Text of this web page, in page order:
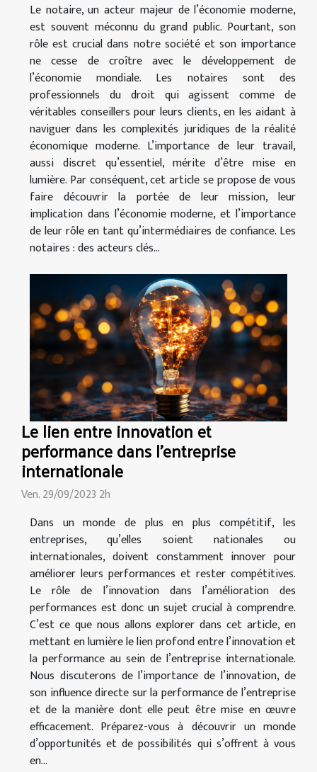
Le notaire, un acteur majeur de l’économie moderne,
est souvent méconnu du grand public. Pourtant, son
rôle est crucial dans notre société et son importance
ne cesse de croître avec le développement de
l’économie mondiale. Les notaires sont des
professionnels du droit qui agissent comme de
véritables conseillers pour leurs clients, en les aidant à
naviguer dans les complexités juridiques de la réalité
économique moderne. L’importance de leur travail,
aussi discret qu’essentiel, mérite d’être mise en
lumière. Par conséquent, cet article se propose de vous
faire découvrir la portée de leur mission, leur
implication dans l’économie moderne, et l’importance
de leur rôle en tant qu’intermédiaires de confiance. Les
notaires : des acteurs clés...
Le lien entre innovation et
performance dans l'entreprise
internationale
Ven. 29/09/2023 2h
Dans un monde de plus en plus compétitif, les
entreprises, qu’elles soient nationales ou
internationales, doivent constamment innover pour
améliorer leurs performances et rester compétitives.
Le rôle de l’innovation dans l’amélioration des
performances est donc un sujet crucial à comprendre.
C’est ce que nous allons explorer dans cet article, en
mettant en lumière le lien profond entre l’innovation et
la performance au sein de l’entreprise internationale.
Nous discuterons de l’importance de l’innovation, de
son influence directe sur la performance de l’entreprise
et de la manière dont elle peut être mise en œuvre
efficacement. Préparez-vous à découvrir un monde
d’opportunités et de possibilités qui s’offrent à vous
en...